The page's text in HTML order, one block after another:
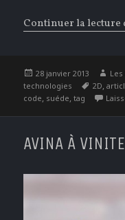
Continuer la lecture
Publié
le
28 janvier 2013 Les
technologies
2D,
code, suéde,tag
AVINA À